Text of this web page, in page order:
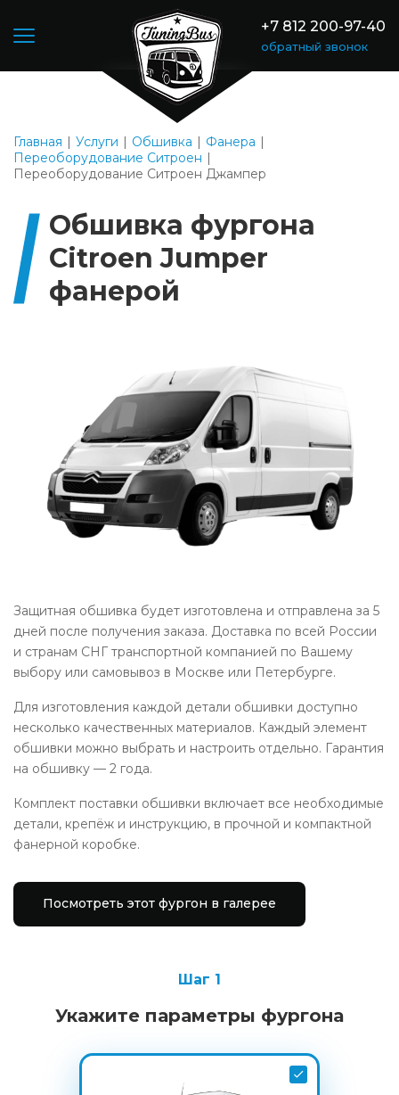
+7 812 200-97-40
обратный звонок
Главная Услуги Обшивка
Фанера
Переоборудование Ситроен
Переоборудование Ситроен Джампер
Обшивка фургона
Citroen Jumper
фанерой
Защитная обшивка будет изготовлена и отправлена за 5
дней после получения заказа. Доставка по всей России
и странам СНГ транспортной компанией по Вашему
выбору или самовывоз в Москве или Петербурге.
Для изготовления каждой детали обшивки доступно
несколько качественных материалов. Каждый элемент
обшивки можно выбрать и настроить отдельно. Гарантия
на обшивку — 2 года.
Комплект поставки обшивки включает все необходимые
детали, крепёж и инструкцию, в прочной и компактной
фанерной коробке.
Посмотреть этот фургон в галерее
Шаг 1
Укажите параметры фургона